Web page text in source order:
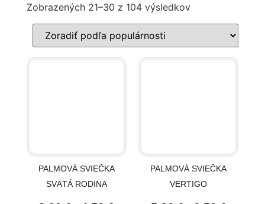
Zobrazených 21–30 z 104 výsledkov
PALMOVÁ SVIEČKA
SVÄTÁ RODINA
PALMOVÁ SVIEČKA
VERTIGO